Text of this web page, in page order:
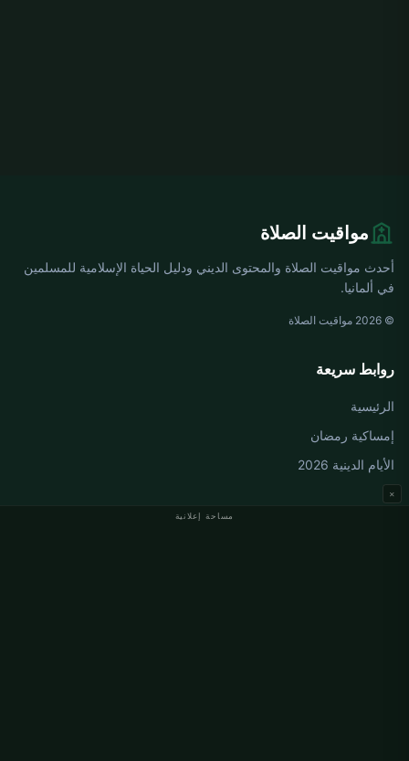
مساحة إعلانية
×
مواقيت الصلاة
أحدث مواقيت الصلاة والمحتوى الديني ودليل الحياة الإسلامية للمسلمين
في ألمانيا.
© 2026 مواقيت الصلاة
روابط سريعة
الرئيسية
إمساكية رمضان
الأيام الدينية 2026